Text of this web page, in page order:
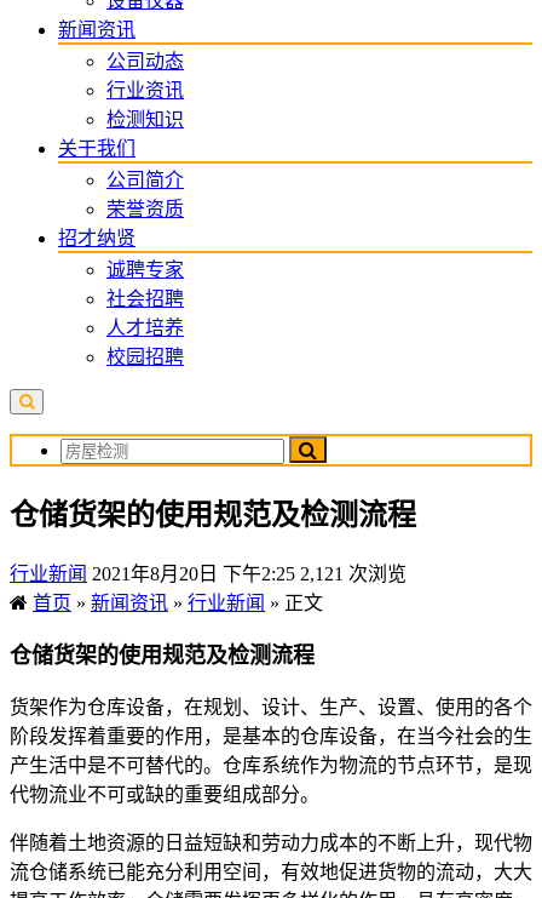
新闻资讯
公司动态
行业资讯
检测知识
关于我们
公司简介
荣誉资质
招才纳贤
诚聘专家
社会招聘
人才培养
校园招聘
仓储货架的使用规范及检测流程
行业新闻 2021年8月20日 下午2:25 2,121 次浏览
首页 » 新闻资讯 » 行业新闻 » 正文
仓储货架的使用规范及检测流程
货架作为仓库设备，在规划、设计、生产、设置、使用的各个
阶段发挥着重要的作用，是基本的仓库设备，在当今社会的生
产生活中是不可替代的。仓库系统作为物流的节点环节，是现
代物流业不可或缺的重要组成部分。
伴随着土地资源的日益短缺和劳动力成本的不断上升，现代物
流仓储系统已能充分利用空间，有效地促进货物的流动，大大